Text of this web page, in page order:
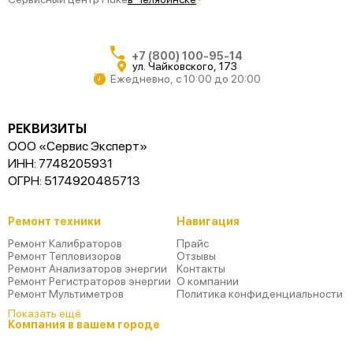
+7 (800) 100-95-14
ул. Чайковского, 173
Ежедневно, с 10:00 до 20:00
РЕКВИЗИТЫ
ООО «Сервис Эксперт»
ИНН: 7748205931
ОГРН: 5174920485713
Ремонт техники
Ремонт Калибраторов
Ремонт Тепловизоров
Ремонт Анализаторов энергии
Ремонт Регистраторов энергии
Ремонт Мультиметров
Показать ещё
Компания в вашем городе
Навигация
Прайс
Отзывы
Контакты
О компании
Политика конфиденциальности